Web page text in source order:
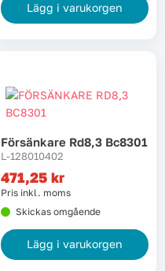
Kampanjer
Videoklipp
Lägg i varukorgen
Försänkare Rd8,3 Bc8301
L-128010402
471,25 kr
Pris inkl. moms
Skickas omgående
Lägg i varukorgen